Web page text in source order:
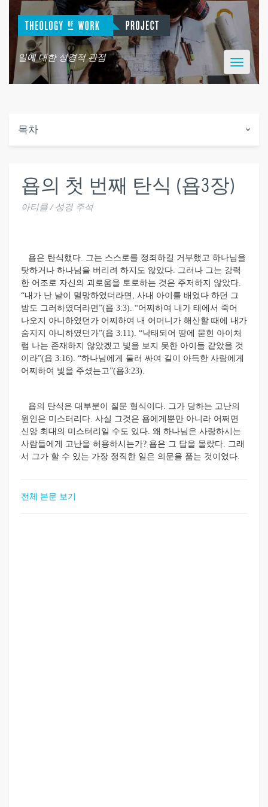
일에 대한 성경적 관점
Toggle
목차
욥의 첫 번째 탄식 (욥3장)
아티클 / 성경 주석
욥은 탄식했다. 그는 스스로를 정죄하길 거부했고 하나님을
탓하거나 하나님을 버리려 하지도 않았다. 그러나 그는 강력
한 어조로 자신의 괴로움을 토로하는 것은 주저하지 않았다.
“내가 난 날이 멸망하였더라면, 사내 아이를 배었다 하던 그
밤도 그러하였더라면”(욥 3:3). “어찌하여 내가 태에서 죽어
나오지 아니하였던가 어찌하여 내 어머니가 해산할 때에 내가
숨지지 아니하였던가”(욥 3:11). “낙태되어 땅에 묻힌 아이처
럼 나는 존재하지 않았겠고 빛을 보지 못한 아이들 같았을 것
이라”(욥 3:16). “하나님에게 둘러 싸여 길이 아득한 사람에게
어찌하여 빛을 주셨는고”(욥3:23).
욥의 탄식은 대부분이 질문 형식이다. 그가 당하는 고난의
원인은 미스터리다. 사실 그것은 욥에게뿐만 아니라 어쩌면
신앙 최대의 미스터리일 수도 있다. 왜 하나님은 사랑하시는
사람들에게 고난을 허용하시는가? 욥은 그 답을 몰랐다. 그래
서 그가 할 수 있는 가장 정직한 일은 의문을 품는 것이었다.
전체 본문 보기